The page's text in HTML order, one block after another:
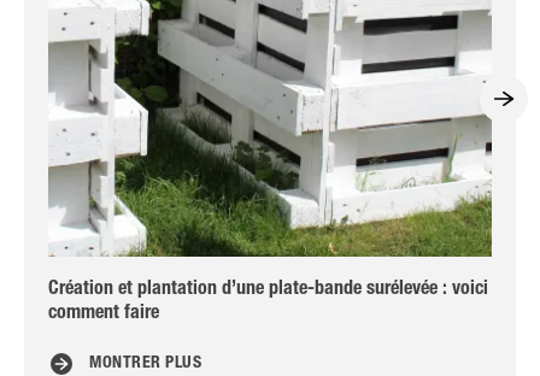
Création et plantation d’une plate-bande surélevée : voici
comment faire
MONTRER PLUS